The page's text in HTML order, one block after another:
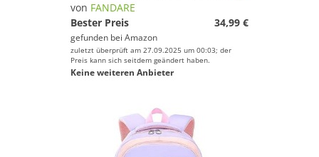
von FANDARE
Bester Preis
34,99 €
gefunden bei Amazon
zuletzt überprüft am 27.09.2025 um 00:03; der
Preis kann sich seitdem geändert haben.
Keine weiteren Anbieter